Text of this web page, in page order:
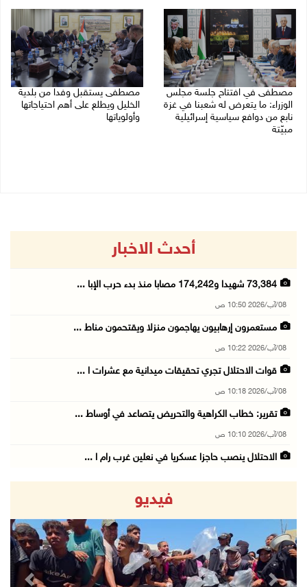
مصطفى في افتتاح جلسة مجلس
الوزراء: ما يتعرض له شعبنا في غزة
نابع من دوافع سياسية إسرائيلية
مبيّتة
مصطفى يستقبل وفدا من بلدية
الخليل ويطلع على أهم احتياجاتها
وأولوياتها
أحدث الاخبار
73,384 شهيدا و174,242 مصابا منذ بدء حرب الإبا ...
08/آب/2026 10:50 ص
مستعمرون إرهابيون يهاجمون منزلا ويقتحمون مناط ...
08/آب/2026 10:22 ص
قوات الاحتلال تجري تحقيقات ميدانية مع عشرات ا ...
08/آب/2026 10:18 ص
تقرير: خطاب الكراهية والتحريض يتصاعد في أوساط ...
08/آب/2026 10:10 ص
الاحتلال ينصب حاجزا عسكريا في نعلين غرب رام ا ...
08/آب/2026 09:09 ص
ارتفاع أسعار النفط
08/آب/2026 08:23 ص
فيديو